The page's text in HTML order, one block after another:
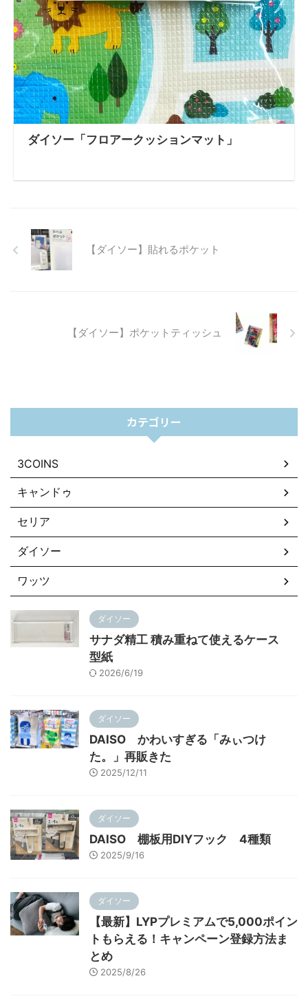
ダイソー「フロアークッションマット」
【ダイソー】貼れるポケット
【ダイソー】ポケットティッシュ
カテゴリー
3COINS
キャンドゥ
セリア
ダイソー
ワッツ
ダイソー
サナダ精工 積み重ねて使えるケース
型紙
2026/6/19
ダイソー
DAISO かわいすぎる「みぃつけ
た。」再販きた
2025/12/11
ダイソー
DAISO 棚板用DIYフック 4種類
2025/9/16
ダイソー
【最新】LYPプレミアムで5,000ポイン
トもらえる！キャンペーン登録方法ま
とめ
2025/8/26